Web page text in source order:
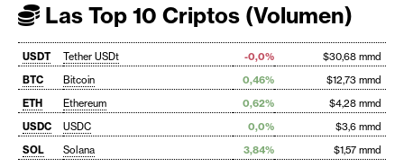
Las Top 10 Criptos (Volumen)
USDT Tether USDt -0,0%
$30,68 mmd
BTC
Bitcoin 0,46%
$12,73 mmd
ETH
Ethereum 0,62%
$4,28 mmd
USDC
USDC 0,0%
$3,6 mmd
SOL
Solana 3,84%
$1,57 mmd